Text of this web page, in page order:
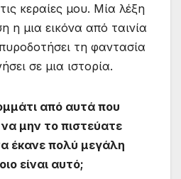
κεραίες μου. Μία λέξη
η μια εικόνα από ταινία
τη φαντασία
σε μια ιστορία.
από αυτά που
να μην το πιστεύατε
έκανε πολύ μεγάλη
είναι αυτό;